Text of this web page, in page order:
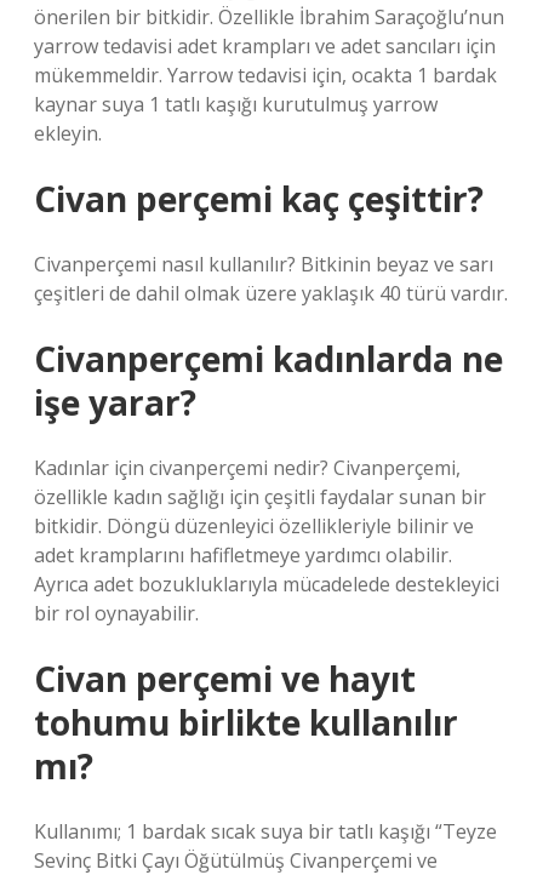
önerilen bir bitkidir. Özellikle İbrahim Saraçoğlu’nun
yarrow tedavisi adet krampları ve adet sancıları için
mükemmeldir. Yarrow tedavisi için, ocakta 1 bardak
kaynar suya 1 tatlı kaşığı kurutulmuş yarrow
ekleyin.
Civan perçemi kaç çeşittir?
Civanperçemi nasıl kullanılır? Bitkinin beyaz ve sarı
çeşitleri de dahil olmak üzere yaklaşık 40 türü vardır.
Civanperçemi kadınlarda ne
işe yarar?
Kadınlar için civanperçemi nedir? Civanperçemi,
özellikle kadın sağlığı için çeşitli faydalar sunan bir
bitkidir. Döngü düzenleyici özellikleriyle bilinir ve
adet kramplarını hafifletmeye yardımcı olabilir.
Ayrıca adet bozukluklarıyla mücadelede destekleyici
bir rol oynayabilir.
Civan perçemi ve hayıt
tohumu birlikte kullanılır
mı?
Kullanımı; 1 bardak sıcak suya bir tatlı kaşığı “Teyze
Sevinç Bitki Çayı Öğütülmüş Civanperçemi ve